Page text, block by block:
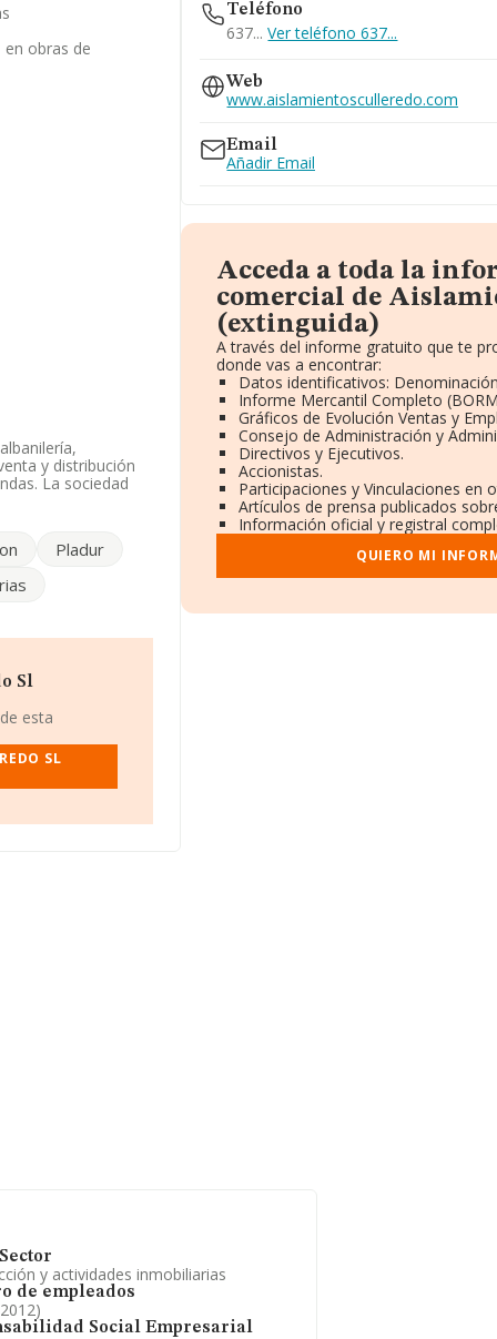
obras de
y distribución
La sociedad
empleados por
compañías, la
y la media entre
a la
103 millones de
Pladur
Sl
esta
SL
Teléfono
637...Ver teléfono 637...
Web
www.aislamientosculleredo.com
Email
Añadir Email
Acceda a toda la
comercial de
(extinguida)
A través del informe gratuito que te
donde vas a encontrar:
Datos identificativos:
Informe Mercantil Completo
Gráficos de Evolución Ventas y
Consejo de Administración y
Directivos y Ejecutivos.
Accionistas.
Participaciones y Vinculaciones en
Artículos de prensa publicados
Información oficial y registral
QUIERO MI
y actividades inmobiliarias
de empleados
Social Empresarial